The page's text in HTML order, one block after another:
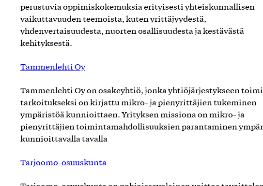
perustuvia oppimiskokemuksia erityisesti yhteiskunnallisen
vaikuttavuuden teemoista, kuten yrittäjyydestä,
yhdenvertaisuudesta, nuorten osallisuudesta ja kestävästä
kehityksestä.
Tammenlehti Oy
Tammenlehti Oy on osakeyhtiö, jonka yhtiöjärjestykseen
tarkoitukseksi on kirjattu mikro- ja pienyrittäjien tukeminen
ympäristöä kunnioittaen. Yrityksen missiona on mikro- ja
pienyrittäjien toimintamahdollisuuksien parantaminen
kunnioittavalla tavalla
Tarjoomo-osuuskunta